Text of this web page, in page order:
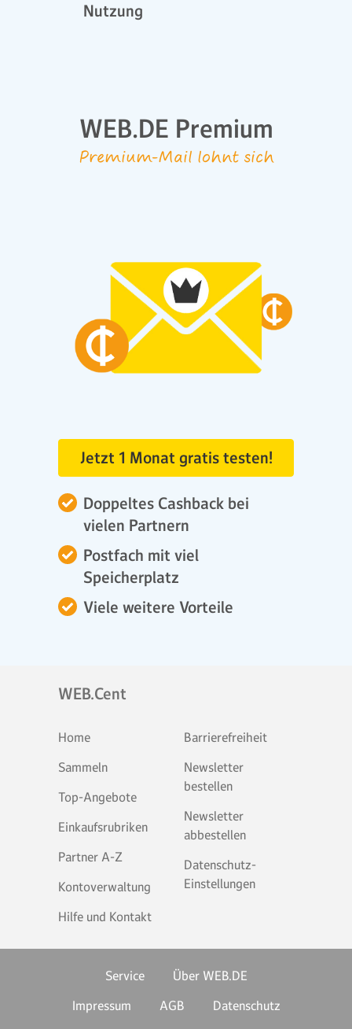
Nutzung
WEB.DE Premium
Premium-Mail lohnt sich
Doppeltes Cashback bei
vielen Partnern
Postfach mit viel
Speicherplatz
Viele weitere Vorteile
Jetzt 1 Monat gratis testen!
WEB.Cent
Home
Sammeln
Top-Angebote
Einkaufsrubriken
Partner A-Z
Kontoverwaltung
Hilfe und Kontakt
Barrierefreiheit
Newsletter
bestellen
Newsletter
abbestellen
Datenschutz-
Einstellungen
Service
Über WEB.DE
Impressum
AGB
Datenschutz